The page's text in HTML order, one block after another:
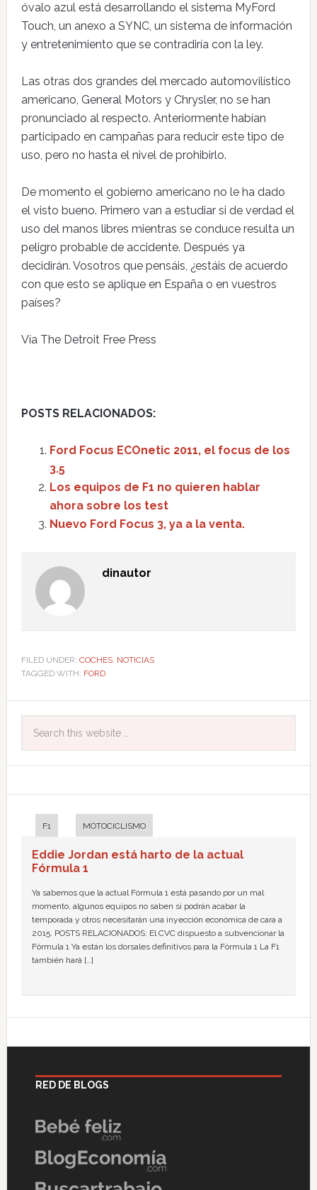
óvalo azul está desarrollando el sistema MyFord
Touch, un anexo a SYNC, un sistema de información
y entretenimiento que se contradiría con la ley.
Las otras dos grandes del mercado automovilístico
americano, General Motors y Chrysler, no se han
pronunciado al respecto. Anteriormente habían
participado en campañas para reducir este tipo de
uso, pero no hasta el nivel de prohibirlo.
De momento el gobierno americano no le ha dado
el visto bueno. Primero van a estudiar si de verdad el
uso del manos libres mientras se conduce resulta un
peligro probable de accidente. Después ya
decidirán. Vosotros que pensáis, ¿estáis de acuerdo
con que esto se aplique en España o en vuestros
países?
Vía The Detroit Free Press
POSTS RELACIONADOS:
Ford Focus ECOnetic 2011, el focus de los
3.5
Los equipos de F1 no quieren hablar
ahora sobre los test
Nuevo Ford Focus 3, ya a la venta.
dinautor
FILED UNDER: COCHES, NOTICIAS
TAGGED WITH: FORD
F1 MOTOCICLISMO
Eddie Jordan está harto de la actual
Fórmula 1
Ya sabemos que la actual Fórmula 1 está pasando por un mal
momento, algunos equipos no saben si podrán acabar la
temporada y otros necesitarán una inyección económica de cara a
2015. POSTS RELACIONADOS: El CVC dispuesto a subvencionar la
Fórmula 1 Ya están los dorsales definitivos para la Fórmula 1 La F1
también hará […]
RED DE BLOGS